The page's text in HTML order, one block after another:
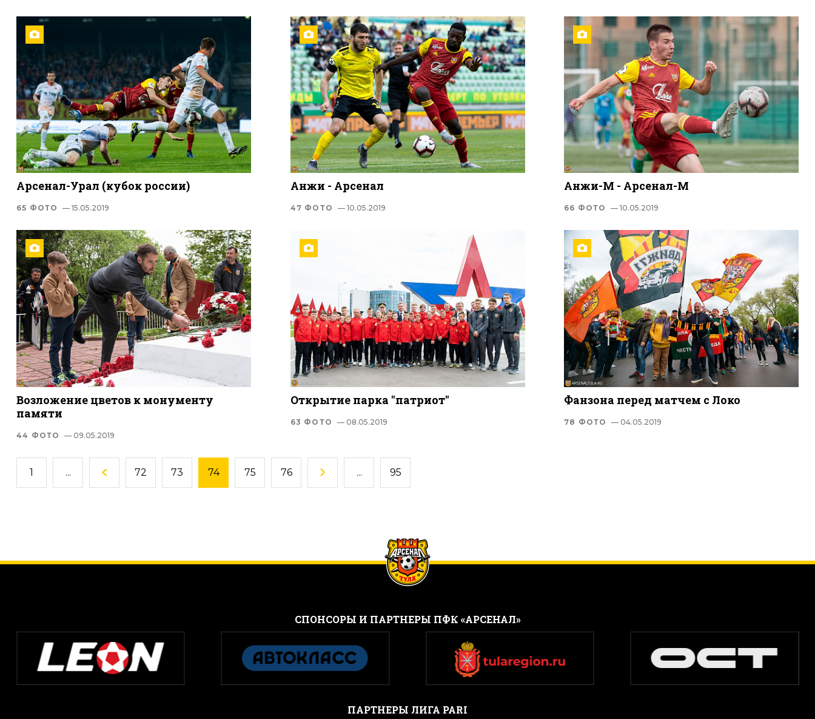
Арсенал-Урал (кубок россии)
65 ФОТО — 15.05.2019
Анжи - Арсенал
47 ФОТО — 10.05.2019
Анжи-М - Арсенал-М
66 ФОТО — 10.05.2019
Возложение цветов к монументу
памяти
44 ФОТО — 09.05.2019
Открытие парка "патриот"
63 ФОТО — 08.05.2019
Фанзона перед матчем с Локо
78 ФОТО — 04.05.2019
1 ... 72 73 74 75 76 ... 95
CПОНСОРЫ И ПАРТНЕРЫ ПФК «АРСЕНАЛ»
ПАРТНЕРЫ ЛИГА PARI